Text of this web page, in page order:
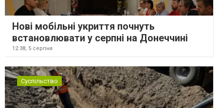
Нові мобільні укриття почнуть
встановлювати у серпні на Донеччині
12:38, 5 серпня
Суспільство